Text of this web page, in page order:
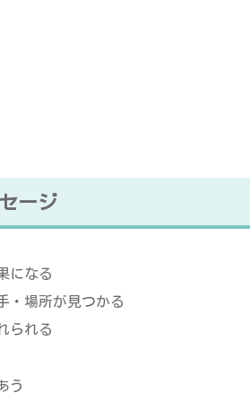
ージ
になる
・場所が見つかる
られる
う